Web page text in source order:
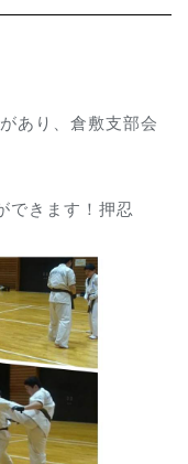
があり、倉敷支部会
できます！押忍